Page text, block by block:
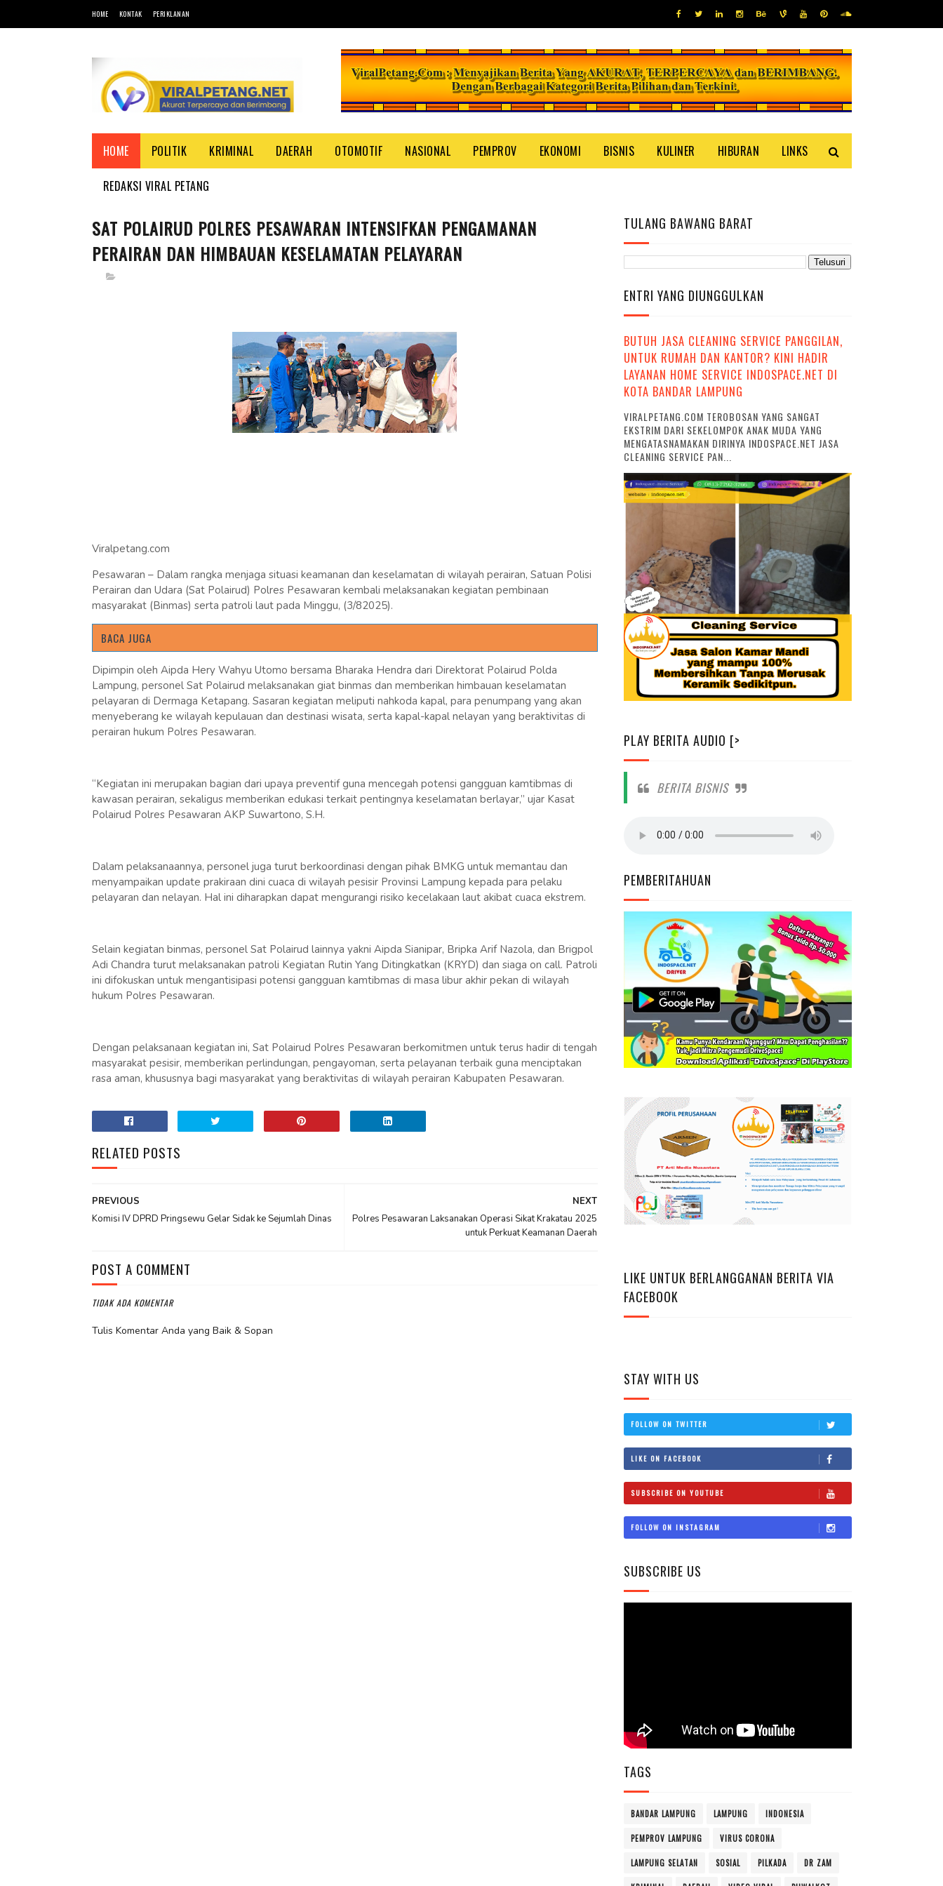
HOME KONTAK PERIKLANAN
HOME POLITIK KRIMINAL DAERAH OTOMOTIF NASIONAL PEMPROV EKONOMI BISNIS KULINER HIBURAN LINKS
REDAKSI VIRAL PETANG
SAT POLAIRUD POLRES PESAWARAN INTENSIFKAN PENGAMANAN
PERAIRAN DAN HIMBAUAN KESELAMATAN PELAYARAN
Viralpetang.com
Pesawaran – Dalam rangka menjaga situasi keamanan dan keselamatan di wilayah perairan, Satuan Polisi
Perairan dan Udara (Sat Polairud) Polres Pesawaran kembali melaksanakan kegiatan pembinaan
masyarakat (Binmas) serta patroli laut pada Minggu, (3/82025).
BACA JUGA
Dipimpin oleh Aipda Hery Wahyu Utomo bersama Bharaka Hendra dari Direktorat Polairud Polda
Lampung, personel Sat Polairud melaksanakan giat binmas dan memberikan himbauan keselamatan
pelayaran di Dermaga Ketapang. Sasaran kegiatan meliputi nahkoda kapal, para penumpang yang akan
menyeberang ke wilayah kepulauan dan destinasi wisata, serta kapal-kapal nelayan yang beraktivitas di
perairan hukum Polres Pesawaran.
“Kegiatan ini merupakan bagian dari upaya preventif guna mencegah potensi gangguan kamtibmas di
kawasan perairan, sekaligus memberikan edukasi terkait pentingnya keselamatan berlayar,” ujar Kasat
Polairud Polres Pesawaran AKP Suwartono, S.H.
Dalam pelaksanaannya, personel juga turut berkoordinasi dengan pihak BMKG untuk memantau dan
menyampaikan update prakiraan dini cuaca di wilayah pesisir Provinsi Lampung kepada para pelaku
pelayaran dan nelayan. Hal ini diharapkan dapat mengurangi risiko kecelakaan laut akibat cuaca ekstrem.
Selain kegiatan binmas, personel Sat Polairud lainnya yakni Aipda Sianipar, Bripka Arif Nazola, dan Brigpol
Adi Chandra turut melaksanakan patroli Kegiatan Rutin Yang Ditingkatkan (KRYD) dan siaga on call. Patroli
ini difokuskan untuk mengantisipasi potensi gangguan kamtibmas di masa libur akhir pekan di wilayah
hukum Polres Pesawaran.
Dengan pelaksanaan kegiatan ini, Sat Polairud Polres Pesawaran berkomitmen untuk terus hadir di tengah
masyarakat pesisir, memberikan perlindungan, pengayoman, serta pelayanan terbaik guna menciptakan
rasa aman, khususnya bagi masyarakat yang beraktivitas di wilayah perairan Kabupaten Pesawaran.
RELATED POSTS
NEXT
Polres Pesawaran Laksanakan Operasi Sikat Krakatau 2025
untuk Perkuat Keamanan Daerah
PREVIOUS
Komisi IV DPRD Pringsewu Gelar Sidak ke Sejumlah Dinas
POST A COMMENT
TIDAK ADA KOMENTAR
Tulis Komentar Anda yang Baik & Sopan
TULANG BAWANG BARAT
ENTRI YANG DIUNGGULKAN
BUTUH JASA CLEANING SERVICE PANGGILAN,
UNTUK RUMAH DAN KANTOR? KINI HADIR
LAYANAN HOME SERVICE INDOSPACE.NET DI
KOTA BANDAR LAMPUNG
VIRALPETANG.COM TEROBOSAN YANG SANGAT
EKSTRIM DARI SEKELOMPOK ANAK MUDA YANG
MENGATASNAMAKAN DIRINYA INDOSPACE.NET JASA
CLEANING SERVICE PAN...
PLAY BERITA AUDIO [>
BERITA BISNIS
PEMBERITAHUAN
LIKE UNTUK BERLANGGANAN BERITA VIA
FACEBOOK
STAY WITH US
FOLLOW ON TWITTER
LIKE ON FACEBOOK
SUBSCRIBE ON YOUTUBE
FOLLOW ON INSTAGRAM
SUBSCRIBE US
TAGS
BANDAR LAMPUNG LAMPUNG INDONESIA
PEMPROV LAMPUNG VIRUS CORONA
LAMPUNG SELATAN SOSIAL PILKADA DR ZAM